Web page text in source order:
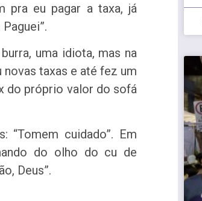
pra eu pagar a taxa, já
uma idiota, mas na
taxas e até fez um
do próprio valor do sofá
cuidado”. Em
do olho do cu de
Deus”.